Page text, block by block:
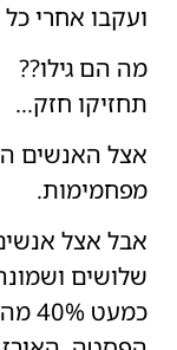
ועקבו אחרי
מה הם גילו??
תחזיקו חזק…
מפחמימות.
אבל אצל
שלושים